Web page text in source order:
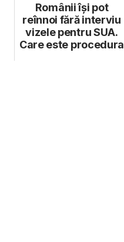
Românii își pot
reînnoi fără interviu
vizele pentru SUA.
Care este procedura